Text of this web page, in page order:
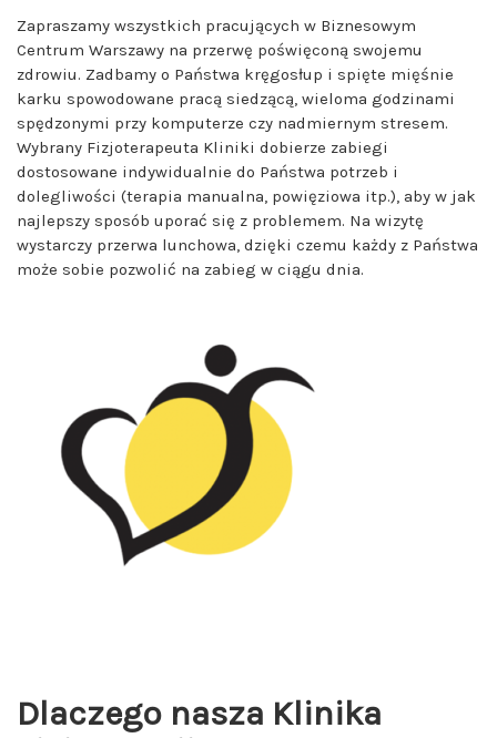
Zapraszamy wszystkich pracujących w Biznesowym
Centrum Warszawy na przerwę poświęconą swojemu
zdrowiu. Zadbamy o Państwa kręgosłup i spięte mięśnie
karku spowodowane pracą siedzącą, wieloma godzinami
spędzonymi przy komputerze czy nadmiernym stresem.
Wybrany Fizjoterapeuta Kliniki dobierze zabiegi
dostosowane indywidualnie do Państwa potrzeb i
dolegliwości (terapia manualna, powięziowa itp.), aby w jak
najlepszy sposób uporać się z problemem. Na wizytę
wystarczy przerwa lunchowa, dzięki czemu każdy z Państwa
może sobie pozwolić na zabieg w ciągu dnia.
Dlaczego nasza Klinika